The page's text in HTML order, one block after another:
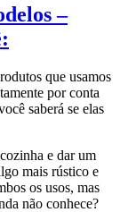
–
que usamos
por conta
saberá se elas
e dar um
mais rústico e
os usos, mas
não conhece?